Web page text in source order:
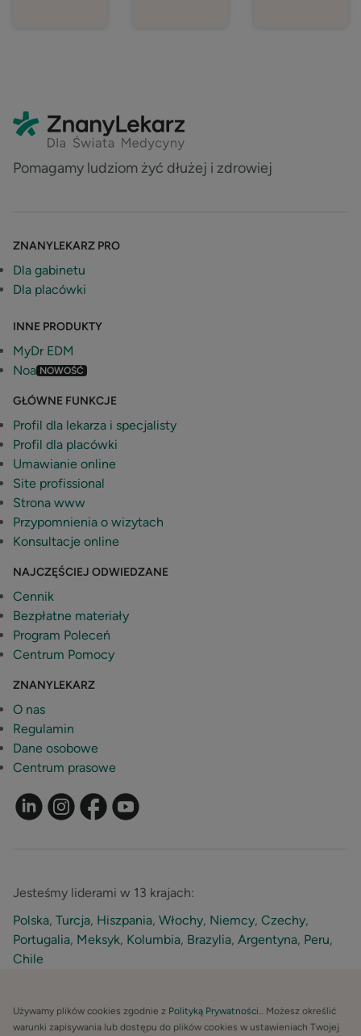
Pomagamy ludziom żyć dłużej i zdrowiej
ZNANYLEKARZ PRO
Dla gabinetu
Dla placówki
INNE PRODUKTY
MyDr EDM
Noa NOWOŚĆ
GŁÓWNE FUNKCJE
Profil dla lekarza i specjalisty
Profil dla placówki
Umawianie online
Site profissional
Strona www
Przypomnienia o wizytach
Konsultacje online
NAJCZĘŚCIEJ ODWIEDZANE
Cennik
Bezpłatne materiały
Program Poleceń
Centrum Pomocy
ZNANYLEKARZ
O nas
Regulamin
Dane osobowe
Centrum prasowe
Jesteśmy liderami w 13 krajach:
Polska, Turcja, Hiszpania, Włochy, Niemcy, Czechy,
Portugalia, Meksyk, Kolumbia, Brazylia, Argentyna, Peru,
Chile
Używamy plików cookies zgodnie z Polityką Prywatności.. Możesz określić
warunki zapisywania lub dostępu do plików cookies w ustawieniach Twojej